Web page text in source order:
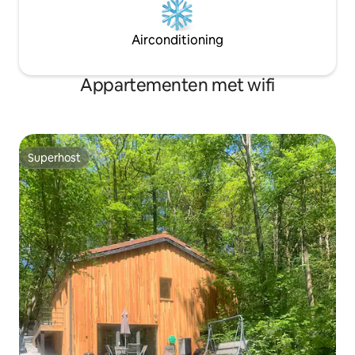
Airconditioning
Appartementen met wifi
Superhost
Superhost